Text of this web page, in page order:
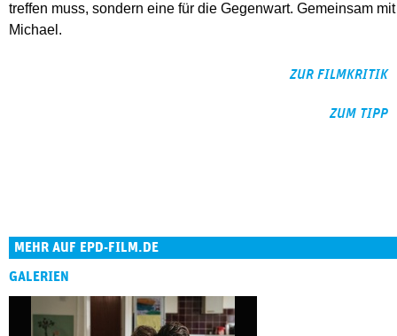
treffen muss, sondern eine für die Gegenwart. Gemeinsam mit
Michael.
ZUR FILMKRITIK
ZUM TIPP
MEHR AUF EPD-FILM.DE
GALERIEN